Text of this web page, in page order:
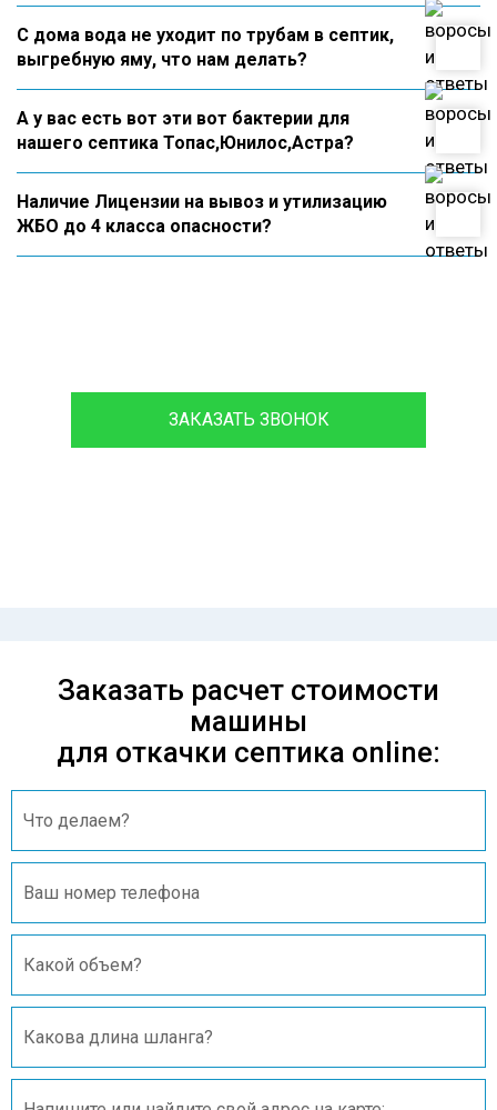
С дома вода не уходит по трубам в септик,
выгребную яму, что нам делать?
А у вас есть вот эти вот бактерии для
нашего септика Топас,Юнилос,Астра?
Наличие Лицензии на вывоз и утилизацию
ЖБО до 4 класса опасности?
ЗАКАЗАТЬ ЗВОНОК
Заказать расчет стоимости
машины
для откачки септика online: